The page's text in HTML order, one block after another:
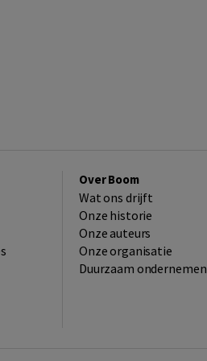
Over Boom
Wat ons drijft
Onze historie
Onze auteurs
Onze organisatie
Duurzaam ondernemen